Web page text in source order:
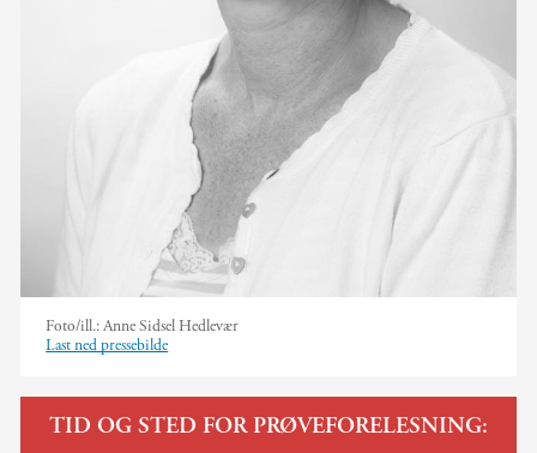
Foto/ill.:Anne Sidsel Hedlevær
Last ned pressebilde
TID OG STED FOR PRØVEFORELESNING: